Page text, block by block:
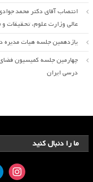
انتصاب آقای دکتر محمد
عالی وزارت علوم، تحقیقات و
یازدهمین جلسه هیات مدیره
چهارمین جلسه کمیسیون
درسی ایران
ما را دنبال کنید